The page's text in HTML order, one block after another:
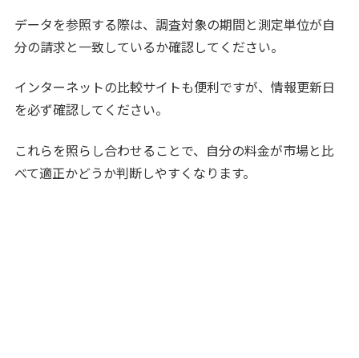
データを参照する際は、調査対象の期間と測定単位が自
分の請求と一致しているか確認してください。
インターネットの比較サイトも便利ですが、情報更新日
を必ず確認してください。
これらを照らし合わせることで、自分の料金が市場と比
べて適正かどうか判断しやすくなります。